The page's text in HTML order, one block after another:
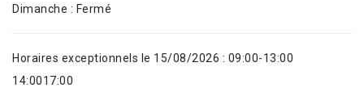
Dimanche : Fermé
Horaires exceptionnels le 15/08/2026 : 09:00-13:00
14:0017:00